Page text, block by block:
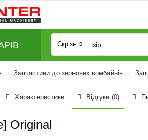
Скрізь
Запчастини до зернових комбайнів
Характеристики Відгуки (0)
Original